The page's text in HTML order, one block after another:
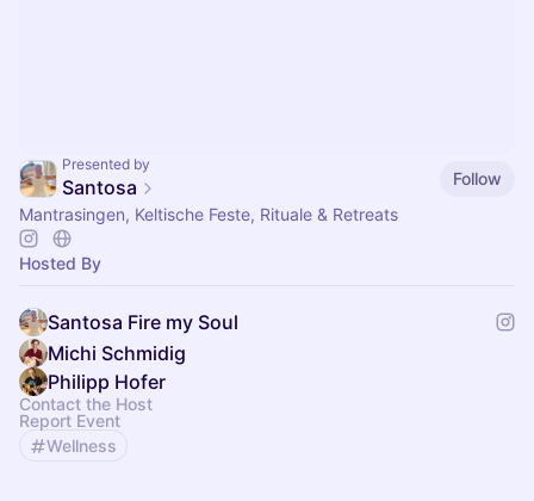
Presented by
Santosa
Follow
Mantrasingen, Keltische Feste, Rituale & Retreats
Hosted By
Santosa Fire my Soul
Michi Schmidig
Philipp Hofer
Contact the Host
Report Event
Wellness